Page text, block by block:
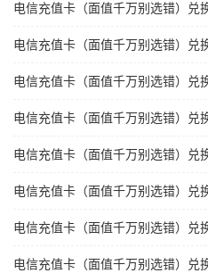
电信充值卡（面值千万别选错）兑
电信充值卡（面值千万别选错）兑
电信充值卡（面值千万别选错）兑
电信充值卡（面值千万别选错）兑
电信充值卡（面值千万别选错）兑
电信充值卡（面值千万别选错）兑
电信充值卡（面值千万别选错）兑
电信充值卡（面值千万别选错）兑